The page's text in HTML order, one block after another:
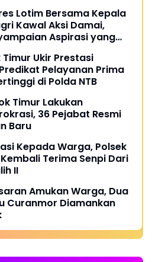
Lotim Bersama Kepala
Kawal Aksi Damai,
Aspirasi yang
Ukir Prestasi
Pelayanan Prima
di Polda NTB
Timur Lakukan
36 Pejabat Resmi
Baru
Kepada Warga, Polsek
Terima Senpi Dari
II
Amukan Warga, Dua
Curanmor Diamankan